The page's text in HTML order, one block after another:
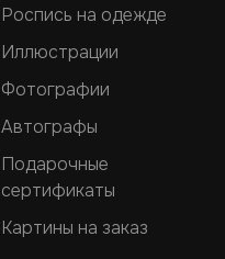
Роспись на одежде
Иллюстрации
Фотографии
Автографы
Подарочные
сертификаты
Картины на заказ